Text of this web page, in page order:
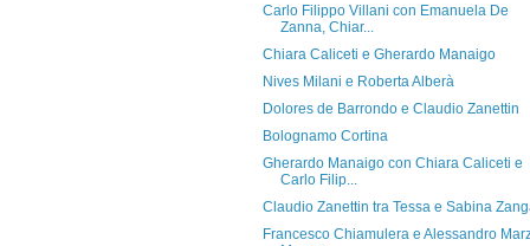
Carlo Filippo Villani con Emanuela De
Zanna, Chiar...
Chiara Caliceti e Gherardo Manaigo
Nives Milani e Roberta Alberà
Dolores de Barrondo e Claudio Zanettin
Bolognamo Cortina
Gherardo Manaigo con Chiara Caliceti e
Carlo Filip...
Claudio Zanettin tra Tessa e Sabina
Francesco Chiamulera e Alessandro